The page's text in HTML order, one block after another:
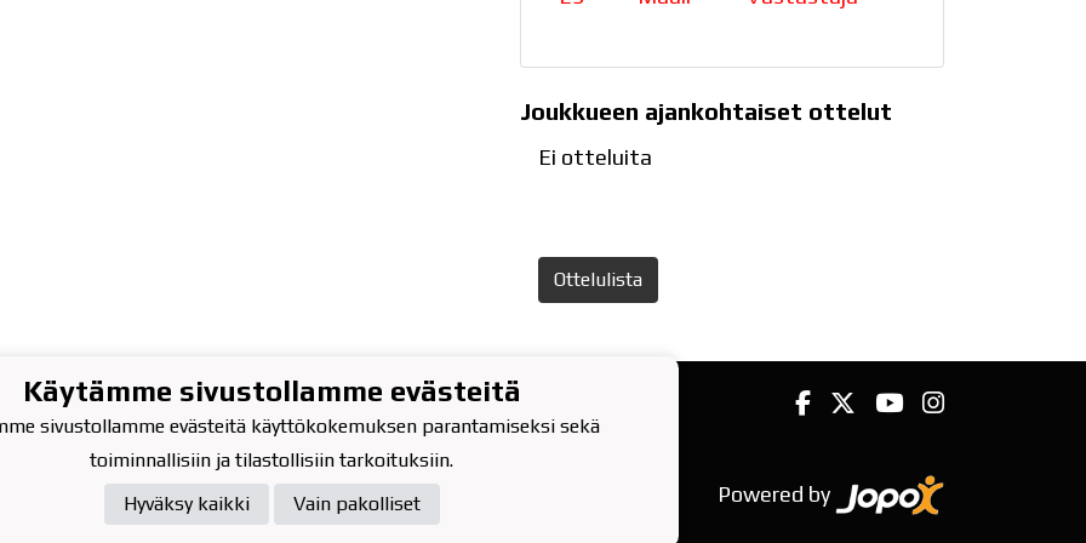
Joukkueen ajankohtaiset ottelut
Ei otteluita
Ottelulista
13, 2.krs
VARKAUS
354 9622
Powered by
Käytämme sivustollamme evästeitä
sivustollamme evästeitä käyttökokemuksen parantamiseksi sekä
toiminnallisiin ja tilastollisiin tarkoituksiin.
Hyväksy kaikki
Vain pakolliset